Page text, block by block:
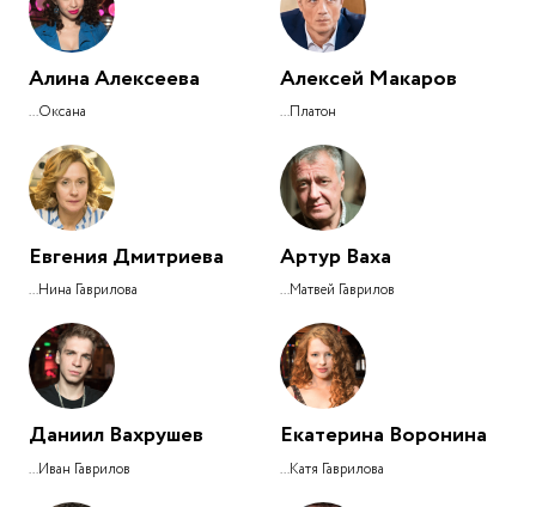
Алина Алексеева
...Оксана
Алексей Макаров
...Платон
Евгения Дмитриева
...Нина Гаврилова
Артур Ваха
...Матвей Гаврилов
Даниил Вахрушев
...Иван Гаврилов
Екатерина Воронина
...Катя Гаврилова